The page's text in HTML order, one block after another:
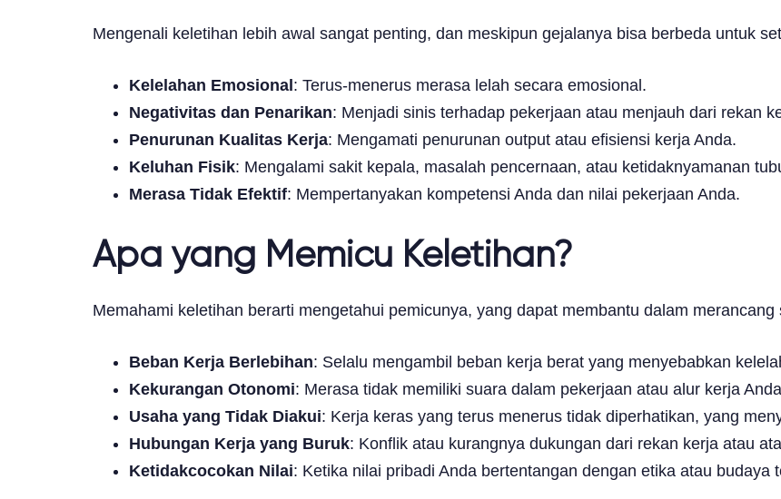
Mengenali keletihan lebih awal sangat penting, dan meskipun gejalanya bisa berbeda untuk
Kelelahan Emosional : Terus-menerus merasa lelah secara emosional.
Negativitas dan Penarikan: Menjadi sinis terhadap pekerjaan atau menjauh dari rekan
Penurunan Kualitas Kerja: Mengamati penurunan output atau efisiensi kerja Anda.
Keluhan Fisik: Mengalami sakit kepala, masalah pencernaan, atau ketidaknyamanan
Merasa Tidak Efektif: Mempertanyakan kompetensi Anda dan nilai pekerjaan Anda.
Apa yang Memicu Keletihan?
Memahami keletihan berarti mengetahui pemicunya, yang dapat membantu dalam merancang
Beban Kerja Berlebihan: Selalu mengambil beban kerja berat yang menyebabkan
Kekurangan Otonomi: Merasa tidak memiliki suara dalam pekerjaan atau alur kerja
Usaha yang Tidak Diakui: Kerja keras yang terus menerus tidak diperhatikan, yang
Hubungan Kerja yang Buruk: Konflik atau kurangnya dukungan dari rekan kerja atau
Ketidakcocokan Nilai: Ketika nilai pribadi Anda bertentangan dengan etika atau budaya